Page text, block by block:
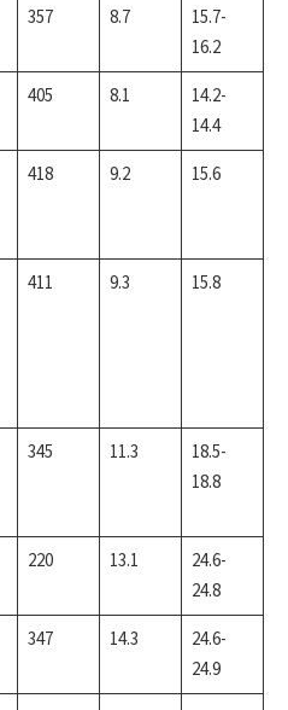
357 8.7
15.7-
16.2
405 8.1
14.2-
14.4
418 9.2 15.6
411 9.3 15.8
345 11.3
18.5-
18.8
220 13.1
24.6-
24.8
347 14.3
24.6-
24.9